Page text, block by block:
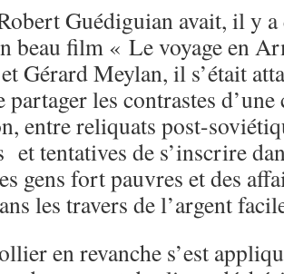
Guédiguian avait, il y a
beau film « Le voyage en
Gérard Meylan, il s’était
les contrastes d’une
entre reliquats post-
et tentatives de s’inscrire
gens fort pauvres et des
les travers de l’argent
en revanche s’est